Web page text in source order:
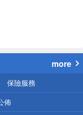
more
保險服務
佈